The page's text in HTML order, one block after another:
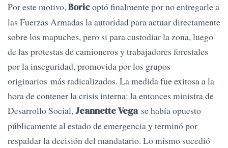
Por este motivo,Boricoptó finalmente por no entregarle a
las Fuerzas Armadas la autoridad para actuar directamente
sobre los mapuches, pero si para custodiar la zona, luego
de las protestas de camioneros y trabajadores forestales
por la inseguridad, promovida por los grupos
originarios más radicalizados. La medida fue exitosa a la
hora de contener la crisis interna: la entonces ministra de
Desarrollo Social,Jeannette Vegase había opuesto
públicamente al estado de emergencia y terminó por
respaldar la decisión del mandatario. Lo mismo sucedió